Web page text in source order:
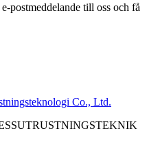
postmeddelande till oss och få